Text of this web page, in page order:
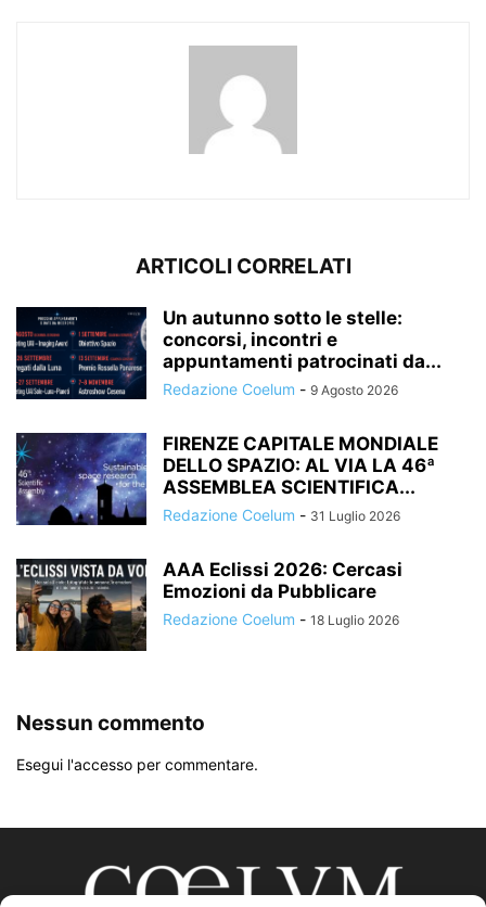
ARTICOLI CORRELATI
Un autunno sotto le stelle:
concorsi, incontri e
appuntamenti patrocinati da...
Redazione Coelum - 9 Agosto 2026
FIRENZE CAPITALE MONDIALE
DELLO SPAZIO: AL VIA LA 46ª
ASSEMBLEA SCIENTIFICA...
Redazione Coelum - 31 Luglio 2026
AAA Eclissi 2026: Cercasi
Emozioni da Pubblicare
Redazione Coelum - 18 Luglio 2026
Nessun commento
Esegui l'accesso per commentare.